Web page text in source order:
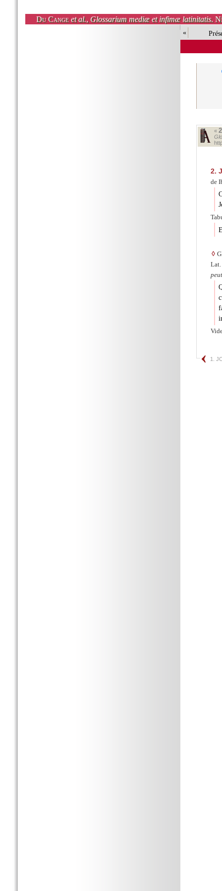
Du Cange et al., Glossarium mediæ et infimæ latinitatis.
«
«
2.
de
◊
1.